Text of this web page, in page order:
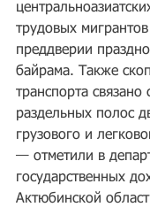
трудовых
преддверии
байрама. Также
транспорта связано
раздельных полос
грузового и
— отметили в
государственных
Актюбинской